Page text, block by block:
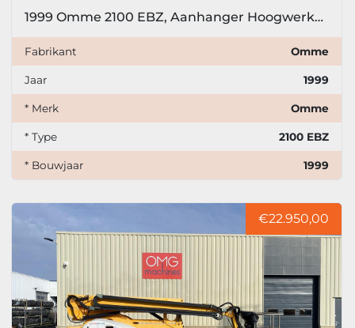
1999 Omme 2100 EBZ, Aanhanger Hoogwerker, 21 meter
Fabrikant Omme
Jaar 1999
* Merk Omme
* Type 2100 EBZ
* Bouwjaar 1999
€22.950,00